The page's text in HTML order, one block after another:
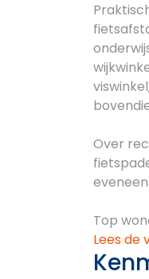
Over
Top
Lees de